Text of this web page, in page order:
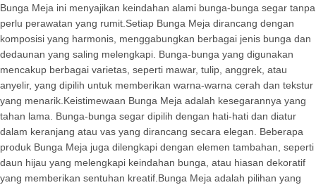
Bunga Meja ini menyajikan keindahan alami bunga-bunga segar tanpa
perlu perawatan yang rumit.Setiap Bunga Meja dirancang dengan
komposisi yang harmonis, menggabungkan berbagai jenis bunga dan
dedaunan yang saling melengkapi. Bunga-bunga yang digunakan
mencakup berbagai varietas, seperti mawar, tulip, anggrek, atau
anyelir, yang dipilih untuk memberikan warna-warna cerah dan tekstur
yang menarik.Keistimewaan Bunga Meja adalah kesegarannya yang
tahan lama. Bunga-bunga segar dipilih dengan hati-hati dan diatur
dalam keranjang atau vas yang dirancang secara elegan. Beberapa
produk Bunga Meja juga dilengkapi dengan elemen tambahan, seperti
daun hijau yang melengkapi keindahan bunga, atau hiasan dekoratif
yang memberikan sentuhan kreatif.Bunga Meja adalah pilihan yang